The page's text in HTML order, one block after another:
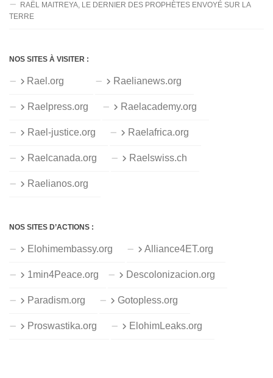
RAËL MAITREYA, LE DERNIER DES PROPHÈTES ENVOYÉ SUR LA
TERRE
NOS SITES À VISITER :
Rael.org Raelianews.org
Raelpress.org Raelacademy.org
Rael-justice.org Raelafrica.org
Raelcanada.org Raelswiss.ch
Raelianos.org
NOS SITES D’ACTIONS :
Elohimembassy.org Alliance4ET.org
1min4Peace.org Descolonizacion.org
Paradism.org Gotopless.org
Proswastika.org ElohimLeaks.org